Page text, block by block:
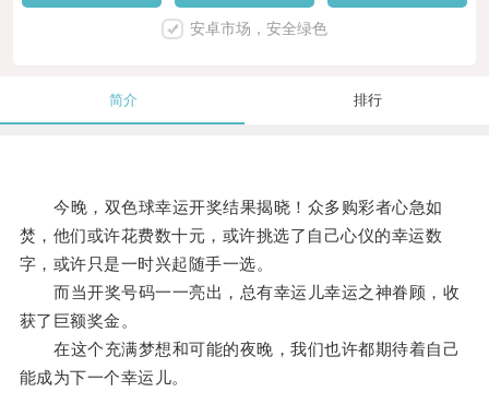
安卓市场，安全绿色
简介 排行
今晚，双色球幸运开奖结果揭晓！众多购彩者心急如
焚，他们或许花费数十元，或许挑选了自己心仪的幸运数
字，或许只是一时兴起随手一选。
而当开奖号码一一亮出，总有幸运儿幸运之神眷顾，收
获了巨额奖金。
在这个充满梦想和可能的夜晚，我们也许都期待着自己
能成为下一个幸运儿。